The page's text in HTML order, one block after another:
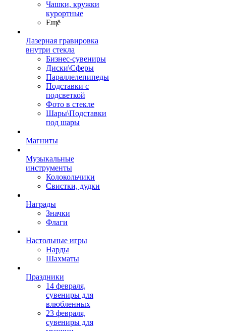
Чашки, кружки
курортные
Ещё
Лазерная гравировка
внутри стекла
Бизнес-сувениры
Диски\Сферы
Параллелепипеды
Подставки с
подсветкой
Фото в стекле
Шары\Подставки
под шары
Магниты
Музыкальные
инструменты
Колокольчики
Свистки, дудки
Награды
Значки
Флаги
Настольные игры
Нарды
Шахматы
Праздники
14 февраля,
сувениры для
влюбленных
23 февраля,
сувениры для